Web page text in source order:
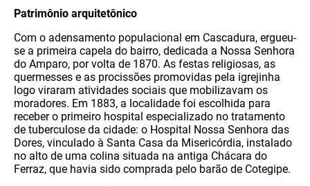
Patrimônio arquitetônico
Com o adensamento populacional em Cascadura, ergueu-
se a primeira capela do bairro, dedicada a Nossa Senhora
do Amparo, por volta de 1870. As festas religiosas, as
quermesses e as procissões promovidas pela igrejinha
logo viraram atividades sociais que mobilizavam os
moradores. Em 1883, a localidade foi escolhida para
receber o primeiro hospital especializado no tratamento
de tuberculose da cidade: o Hospital Nossa Senhora das
Dores, vinculado à Santa Casa da Misericórdia, instalado
no alto de uma colina situada na antiga Chácara do
Ferraz, que havia sido comprada pelo barão de Cotegipe.